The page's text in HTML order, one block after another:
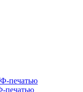
печатью
печатью